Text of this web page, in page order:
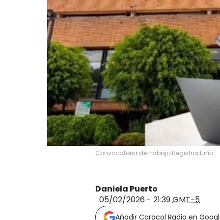
Convocatoria de trabajo Registraduría:
Daniela Puerto
05/02/2026 - 21:39GMT-5
Añadir Caracol Radio en